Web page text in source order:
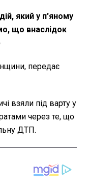
який у п'яному
що внаслідок
передає
взяли під варту у
через те, що
ДТП.